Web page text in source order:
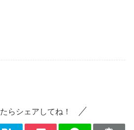
らシェアしてね！